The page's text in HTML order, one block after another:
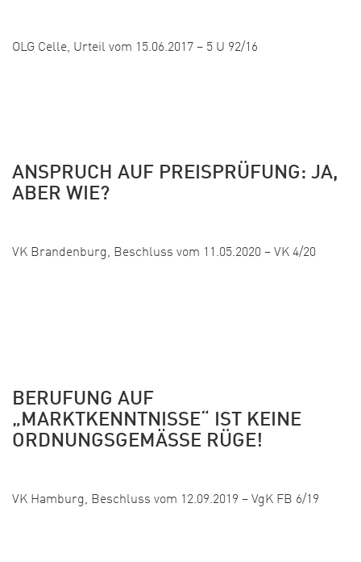
OLG Celle, Urteil vom 15.06.2017 – 5 U 92/16
ANSPRUCH AUF PREISPRÜFUNG: JA,
ABER WIE?
VK Brandenburg, Beschluss vom 11.05.2020 – VK 4/20
BERUFUNG AUF
„MARKTKENNTNISSE“ IST KEINE
ORDNUNGSGEMÄSSE RÜGE!
VK Hamburg, Beschluss vom 12.09.2019 – VgK FB 6/19